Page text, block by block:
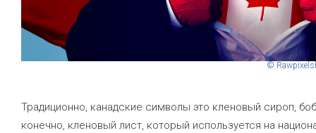
©
Традиционно, канадские символы это кленовый сироп,
конечно, кленовый лист, который используется на